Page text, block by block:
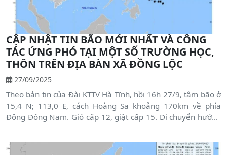
CẬP NHẬT TIN BÃO MỚI NHẤT VÀ CÔNG
TÁC ỨNG PHÓ TẠI MỘT SỐ TRƯỜNG HỌC,
THÔN TRÊN ĐỊA BÀN XÃ ĐỒNG LỘC
27/09/2025
Theo bản tin của Đài KTTV Hà Tĩnh, hồi 16h 27/9, tâm bão ở
15,4 N; 113,0 E, cách Hoàng Sa khoảng 170km về phía
Đông Đông Nam. Gió cấp 12, giật cấp 15. Di chuyển hướng